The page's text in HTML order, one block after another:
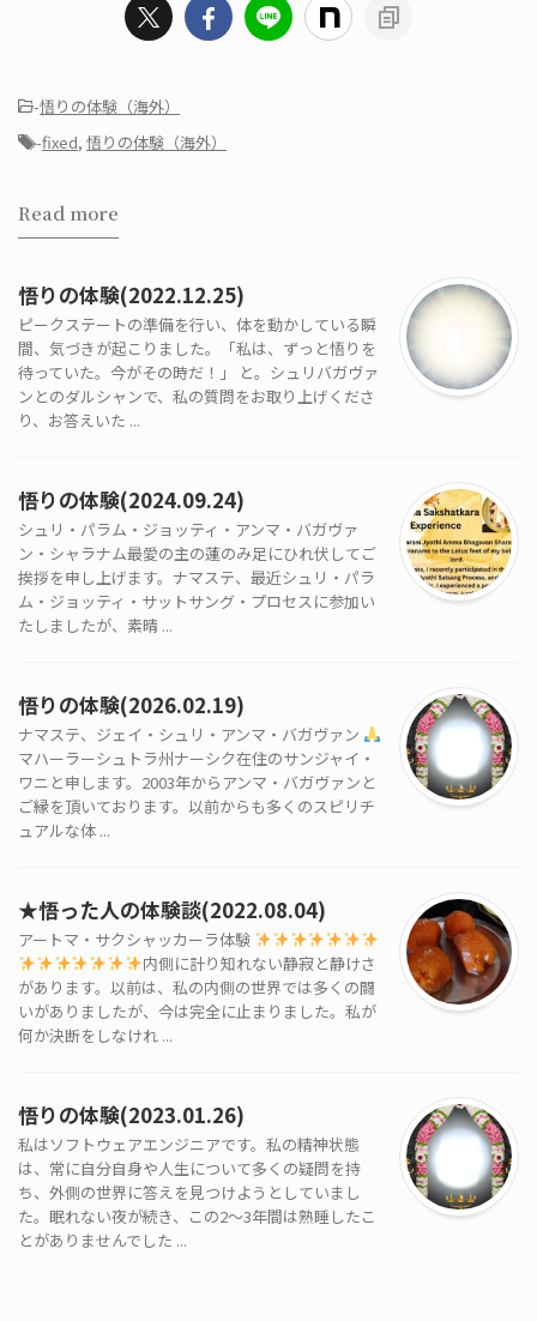
-悟りの体験（海外）
-fixed, 悟りの体験（海外）
Read more
悟りの体験(2022.12.25)
ピークステートの準備を行い、体を動かしている瞬
間、気づきが起こりました。「私は、ずっと悟りを
待っていた。今がその時だ！」 と。シュリバガヴァ
ンとのダルシャンで、私の質問をお取り上げくださ
り、お答えいた ...
悟りの体験(2024.09.24)
シュリ・パラム・ジョッティ・アンマ・バガヴァ
ン・シャラナム最愛の主の蓮のみ足にひれ伏してご
挨拶を申し上げます。ナマステ、最近シュリ・パラ
ム・ジョッティ・サットサング・プロセスに参加い
たしましたが、素晴 ...
悟りの体験(2026.02.19)
ナマステ、ジェイ・シュリ・アンマ・バガヴァン
マハーラーシュトラ州ナーシク在住のサンジャイ・
ワニと申します。2003年からアンマ・バガヴァンと
ご縁を頂いております。以前からも多くのスピリチ
ュアルな体 ...
★悟った人の体験談(2022.08.04)
アートマ・サクシャッカーラ体験
内側に計り知れない静寂と静けさ
があります。以前は、私の内側の世界では多くの闘
いがありましたが、今は完全に止まりました。私が
何か決断をしなけれ ...
悟りの体験(2023.01.26)
私はソフトウェアエンジニアです。私の精神状態
は、常に自分自身や人生について多くの疑問を持
ち、外側の世界に答えを見つけようとしていまし
た。眠れない夜が続き、この2～3年間は熟睡したこ
とがありませんでした ...